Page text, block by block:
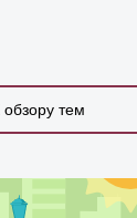
обзору тем